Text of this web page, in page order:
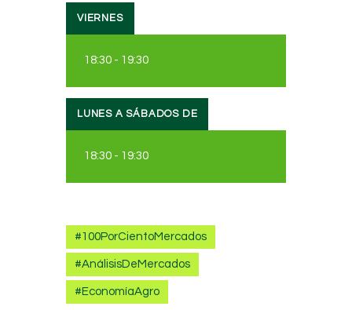
VIERNES
18:30- 19:30
LUNES A SÁBADOS DE
18:30- 19:30
#100PorCientoMercados
#AnálisisDeMercados
#EconomíaAgro